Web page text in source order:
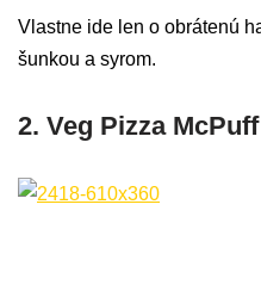
Vlastne ide len o obrátenú
šunkou a syrom.
2. Veg Pizza